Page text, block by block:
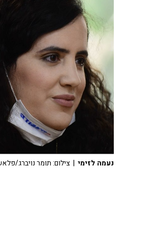
נעמה לזימי | צילום: תומר נויברג/